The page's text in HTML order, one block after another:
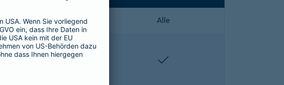
Alle Alle
enthalten enthalten